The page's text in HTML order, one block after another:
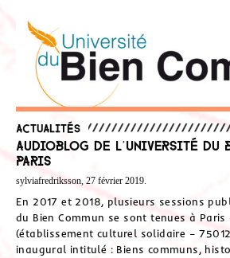
Actualités
Audioblog de l’Université du
Paris
sylviafredriksson, 27 février 2019.
En 2017 et 2018, plusieurs sessions
du Bien Commun se sont tenues à Paris
(établissement culturel solidaire –
inaugural intitulé : Biens communs,